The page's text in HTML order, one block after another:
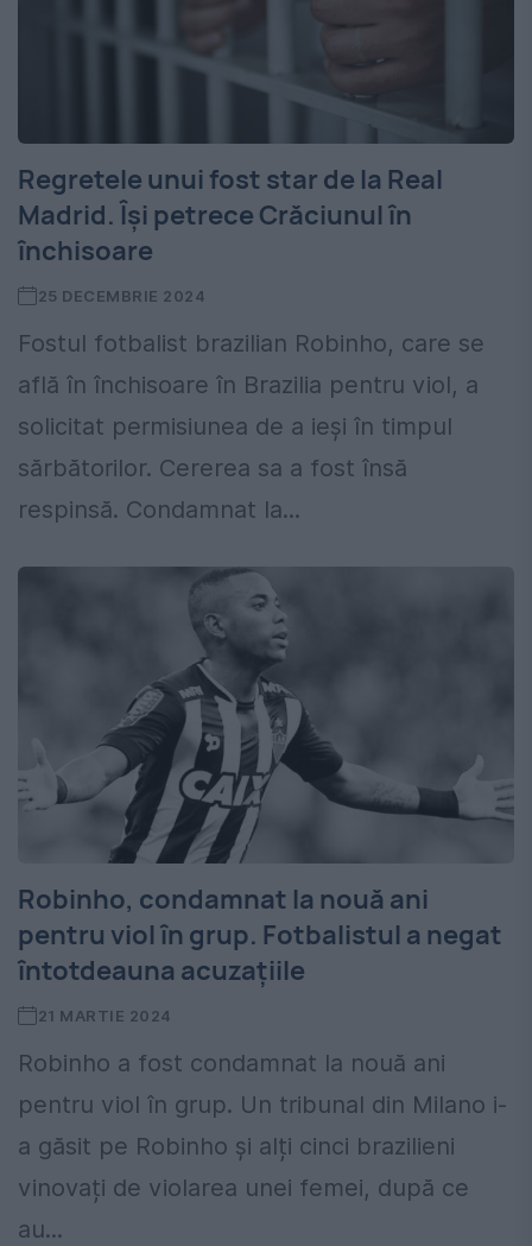
Regretele unui fost star de la Real
Madrid. Își petrece Crăciunul în
închisoare
25 DECEMBRIE 2024
Fostul fotbalist brazilian Robinho, care se
află în închisoare în Brazilia pentru viol, a
solicitat permisiunea de a ieşi în timpul
sărbătorilor. Cererea sa a fost însă
respinsă. Condamnat la...
Robinho, condamnat la nouă ani
pentru viol în grup. Fotbalistul a negat
întotdeauna acuzațiile
21 MARTIE 2024
Robinho a fost condamnat la nouă ani
pentru viol în grup. Un tribunal din Milano i-
a găsit pe Robinho și alți cinci brazilieni
vinovați de violarea unei femei, după ce
au...